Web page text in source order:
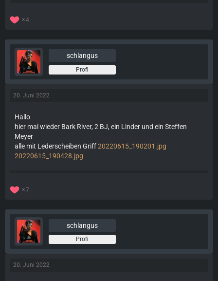
4
schlangus
Profi
20. Juni 2022
Hallo
hier mal wieder Bark River, 2 BJ, ein Linder und ein Steffen
Meyer
alle mit Lederscheiben Griff20220615_190201.jpg
20220615_190428.jpg
7
schlangus
Profi
20. Juni 2022